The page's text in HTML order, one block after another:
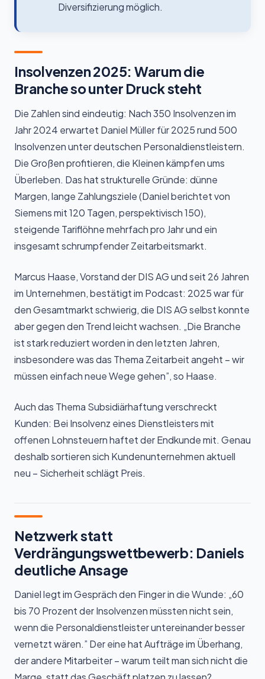
Diversifizierung möglich.
Insolvenzen 2025: Warum die
Branche so unter Druck steht
Die Zahlen sind eindeutig: Nach 350 Insolvenzen im
Jahr 2024 erwartet Daniel Müller für 2025 rund 500
Insolvenzen unter deutschen Personaldienstleistern.
Die Großen profitieren, die Kleinen kämpfen ums
Überleben. Das hat strukturelle Gründe: dünne
Margen, lange Zahlungsziele (Daniel berichtet von
Siemens mit 120 Tagen, perspektivisch 150),
steigende Tariflöhne mehrfach pro Jahr und ein
insgesamt schrumpfender Zeitarbeitsmarkt.
Marcus Haase, Vorstand der DIS AG und seit 26 Jahren
im Unternehmen, bestätigt im Podcast: 2025 war für
den Gesamtmarkt schwierig, die DIS AG selbst konnte
aber gegen den Trend leicht wachsen. „Die Branche
ist stark reduziert worden in den letzten Jahren,
insbesondere was das Thema Zeitarbeit angeht – wir
müssen einfach neue Wege gehen”, so Haase.
Auch das Thema Subsidiärhaftung verschreckt
Kunden: Bei Insolvenz eines Dienstleisters mit
offenen Lohnsteuern haftet der Endkunde mit. Genau
deshalb sortieren sich Kundenunternehmen aktuell
neu – Sicherheit schlägt Preis.
Netzwerk statt
Verdrängungswettbewerb: Daniels
deutliche Ansage
Daniel legt im Gespräch den Finger in die Wunde: „60
bis 70 Prozent der Insolvenzen müssten nicht sein,
wenn die Personaldienstleister untereinander besser
vernetzt wären.” Der eine hat Aufträge im Überhang,
der andere Mitarbeiter – warum teilt man sich nicht die